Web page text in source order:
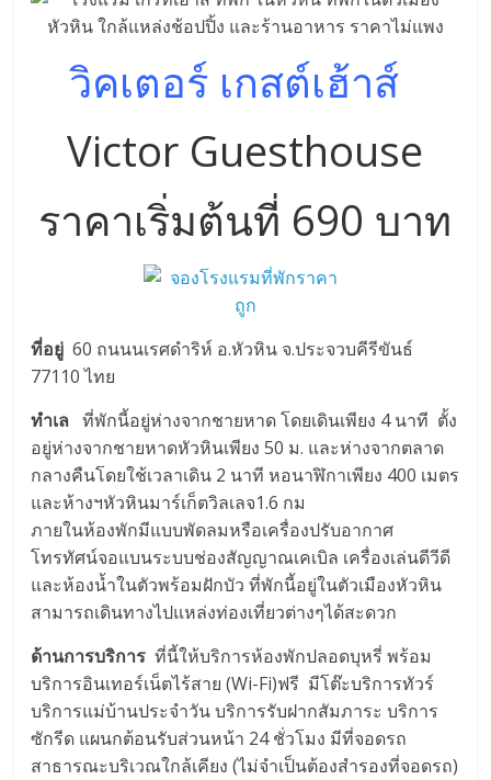
วิคเตอร์ เกสต์เฮ้าส์
Victor Guesthouse
ราคาเริ่มต้นที่ 690 บาท
ที่อยู่ 60 ถนนนเรศดำริห์ อ.หัวหิน จ.ประจวบคีรีขันธ์
77110 ไทย
ทำเล ที่พักนี้อยู่ห่างจากชายหาด โดยเดินเพียง 4 นาที ตั้ง
อยู่ห่างจากชายหาดหัวหินเพียง 50 ม. และห่างจากตลาด
กลางคืนโดยใช้เวลาเดิน 2 นาที หอนาฬิกาเพียง 400 เมตร
และห้างฯหัวหินมาร์เก็ตวิลเลจ1.6 กม
ภายในห้องพักมีแบบพัดลมหรือเครื่องปรับอากาศ
โทรทัศน์จอแบนระบบช่องสัญญาณเคเบิล เครื่องเล่นดีวีดี
และห้องน้ำในตัวพร้อมฝักบัว ที่พักนี้อยู่ในตัวเมืองหัวหิน
สามารถเดินทางไปแหล่งท่องเที่ยวต่างๆได้สะดวก
ด้านการบริการ ที่นี้ให้บริการห้องพักปลอดบุหรี่ พร้อม
บริการอินเทอร์เน็ตไร้สาย (Wi-Fi)ฟรี มีโต๊ะบริการทัวร์
บริการแม่บ้านประจำวัน บริการรับฝากสัมภาระ บริการ
ซักรีด แผนกต้อนรับส่วนหน้า 24 ชั่วโมง มีที่จอดรถ
สาธารณะบริเวณใกล้เคียง (ไม่จำเป็นต้องสำรองที่จอดรถ)